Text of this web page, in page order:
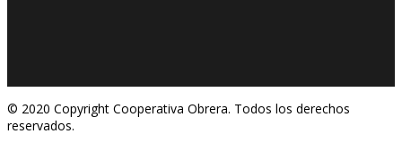
© 2020 Copyright Cooperativa Obrera. Todos los derechos
reservados.